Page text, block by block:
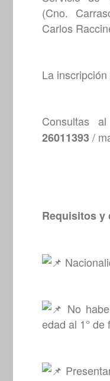
(Cno.
Carlos
La
Consultas
26011393/
Requisitos y
No
edad al 1° de